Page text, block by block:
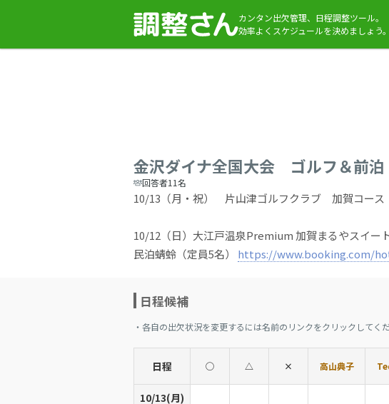
カンタン出欠管理、日程調整ツール。
効率よくスケジュールを決めましょう。
金沢ダイナ全国大会 ゴルフ＆前泊
回答者11名
10/13（月・祝） 片山津ゴルフクラブ 加賀コー
10/12（日）大江戸温泉Premium 加賀まるやスイー
民泊蜻蛉（定員5名） https://www.booking.com/
日程候補
・各自の出欠状況を変更するには名前のリンクをクリックしてくだ
日程 ◯ △ × 高山典子
10/13(月)